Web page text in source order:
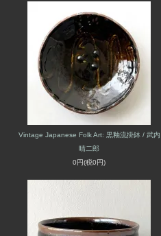
Vintage Japanese Folk Art: 黒釉流掛鉢 / 武内
晴二郎
0円(税0円)